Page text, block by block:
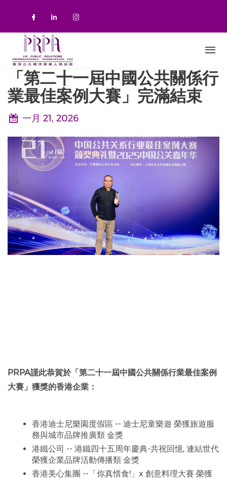
Check our social media on
Check our social media on
Check our social media on
「第二十一屆中國公共關係行
業最佳案例大賽」完滿結束
一月 21, 2026
PRPA謹此恭賀於「第二十一屆中國公共關係行業最佳案例
大賽」獲獎的香港企業：
香港迪士尼樂園度假區 -- 迪士尼童樂遊 榮獲旅遊服
務與城市品牌推廣類 金獎
港鐵公司 -- 港鐵四十五周年慶典-共祝回憶, 連結世代
榮獲企業品牌活動傳播類 金獎
香港美心集團 --「你真惜食!」x 創意料理大賽 榮獲